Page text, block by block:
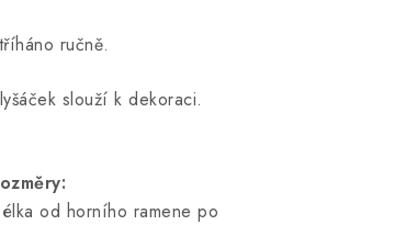
ručně.
slouží k dekoraci.
od horního ramene po